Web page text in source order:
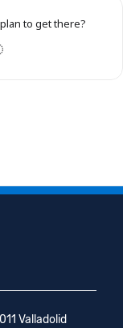
to get there?
Valladolid